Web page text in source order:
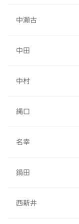
中瀬古
中田
中村
縄口
名幸
鍋田
西新井